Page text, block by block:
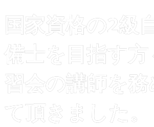
国家資格の2級
備士を目指す
習会の講師を
て頂きました。